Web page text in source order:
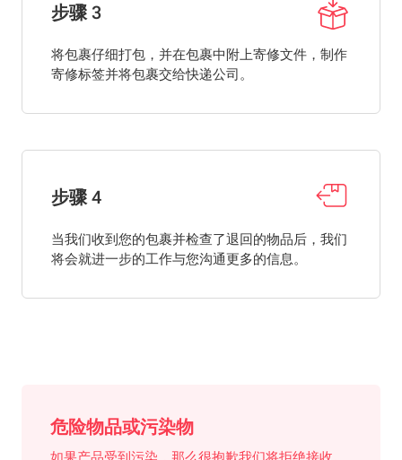
步骤 3
将包裹仔细打包，并在包裹中附上寄修文件，制作
寄修标签并将包裹交给快递公司。
步骤 4
当我们收到您的包裹并检查了退回的物品后，我们
将会就进一步的工作与您沟通更多的信息。
危险物品或污染物